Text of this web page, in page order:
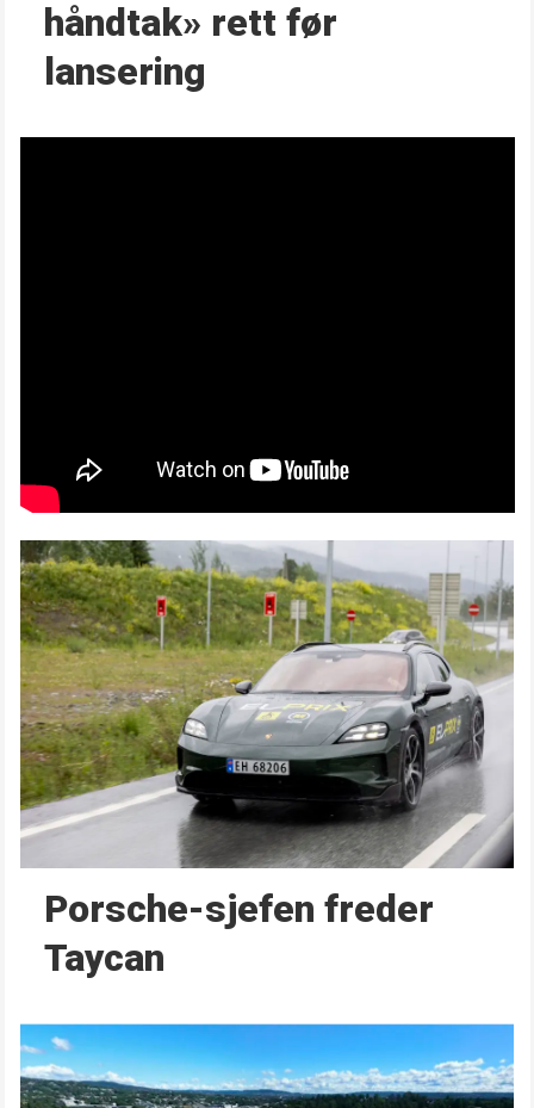
håndtak» rett før
lansering
Porsche-sjefen freder
Taycan